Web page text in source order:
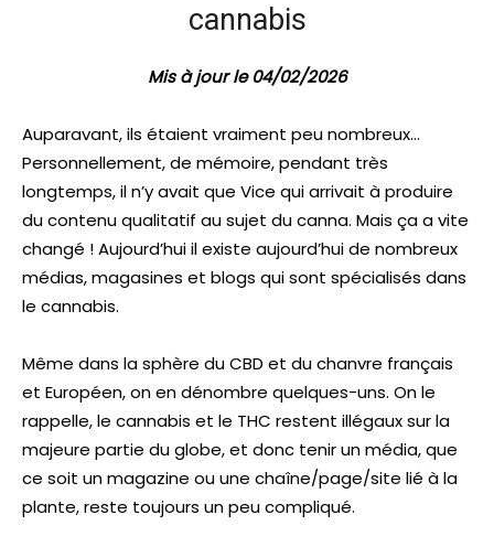
cannabis
Mis à jour le 04/02/2026
Auparavant, ils étaient vraiment peu nombreux…
Personnellement, de mémoire, pendant très
longtemps, il n’y avait que Vice qui arrivait à produire
du contenu qualitatif au sujet du canna. Mais ça a vite
changé ! Aujourd’hui il existe aujourd’hui de nombreux
médias, magasines et blogs qui sont spécialisés dans
le cannabis.
Même dans la sphère du CBD et du chanvre français
et Européen, on en dénombre quelques-uns. On le
rappelle, le cannabis et le THC restent illégaux sur la
majeure partie du globe, et donc tenir un média, que
ce soit un magazine ou une chaîne/page/site lié à la
plante, reste toujours un peu compliqué.